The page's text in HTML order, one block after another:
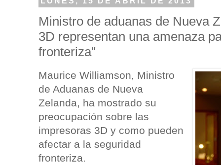
Ministro de aduanas de Nueva
3D representan una amenaza
fronteriza"
Maurice Williamson, Ministro
de Aduanas de Nueva
Zelanda, ha mostrado su
preocupación sobre las
impresoras 3D y como pueden
afectar a la seguridad
fronteriza.